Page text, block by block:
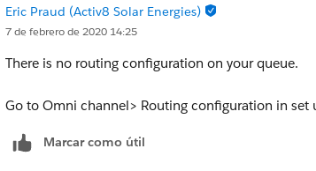
Eric Praud (Activ8 Solar Energies)
7 de febrero de 2020 14:25
There is no routing configuration on your queue.
Go to Omni channel> Routing configuration in set
Marcar como útil